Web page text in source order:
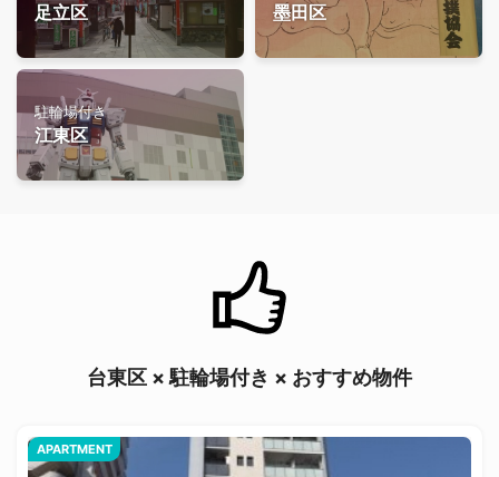
足立区 墨田区
駐輪場付き
江東区
台東区 × 駐輪場付き × おすすめ物件
APARTMENT